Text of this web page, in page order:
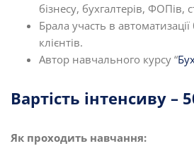
бізнесу, бухгалтерів, ФОПів,
Брала участь в
клієнтів.
Автор навчального курсу “
Вартість інтенсиву –
Як проходить навчання: